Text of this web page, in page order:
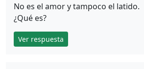
No es el amor y tampoco el latido.
¿Qué es?
Ver respuesta